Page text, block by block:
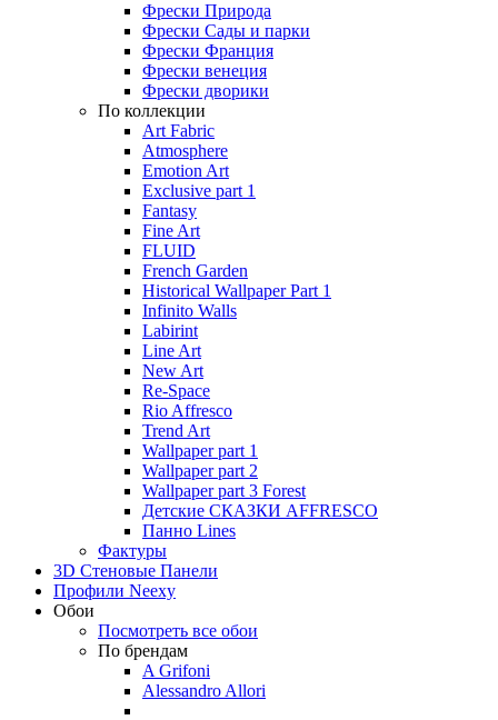
Фрески Природа
Фрески Сады и парки
Фрески Франция
Фрески венеция
Фрески дворики
По коллекции
Art Fabric
Atmosphere
Emotion Art
Exclusive part 1
Fantasy
Fine Art
FLUID
French Garden
Historical Wallpaper Part 1
Infinito Walls
Labirint
Line Art
New Art
Re-Space
Rio Affresco
Trend Art
Wallpaper part 1
Wallpaper part 2
Wallpaper part 3 Forest
Детские СКАЗКИ AFFRESCO
Панно Lines
Фактуры
3D Стеновые Панели
Профили Neexy
Обои
Посмотреть все обои
По брендам
A Grifoni
Alessandro Allori